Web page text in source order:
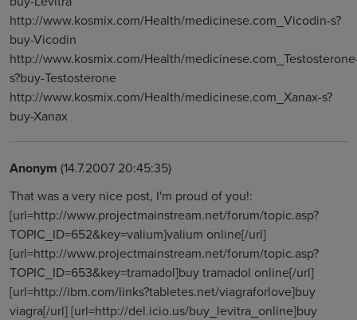
http://www.kosmix.com/Health/medicinese.com_Vicodin-s?
buy-Vicodin
http://www.kosmix.com/Health/
s?buy-Testosterone
http://www.kosmix.com/Health/medicinese.com_Xanax-s?
buy-Xanax
Anonym (14.7.2007 20:45:35)
That was a very nice post, I'm proud of you!:
[url=http://www.projectmainstream.net/forum/topic.asp?
TOPIC_ID=652&key=valium]valium online[/url]
[url=http://www.projectmainstream.net/forum/topic.asp?
TOPIC_ID=653&key=tramadol]buy tramadol online[/url]
[url=http://ibm.com/links?tabletes.net/viagraforlove]buy
viagra[/url] [url=http://del.icio.us/buy_levitra_online]buy